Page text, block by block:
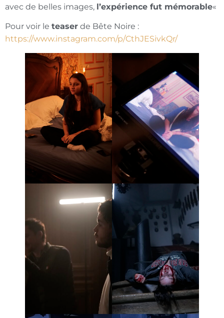
avec de belles images, l’expérience fut mémorable«
Pour voir le teaser de Bête Noire :
https://www.instagram.com/p/CthJESivkQr/